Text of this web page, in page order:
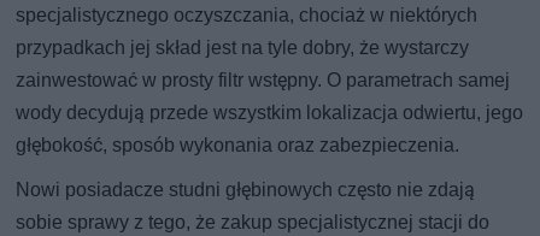
specjalistycznego oczyszczania, chociaż w niektórych
przypadkach jej skład jest na tyle dobry, że wystarczy
zainwestować w prosty filtr wstępny. O parametrach samej
wody decydują przede wszystkim lokalizacja odwiertu, jego
głębokość, sposób wykonania oraz zabezpieczenia.
Nowi posiadacze studni głębinowych często nie zdają
sobie sprawy z tego, że zakup specjalistycznej stacji do